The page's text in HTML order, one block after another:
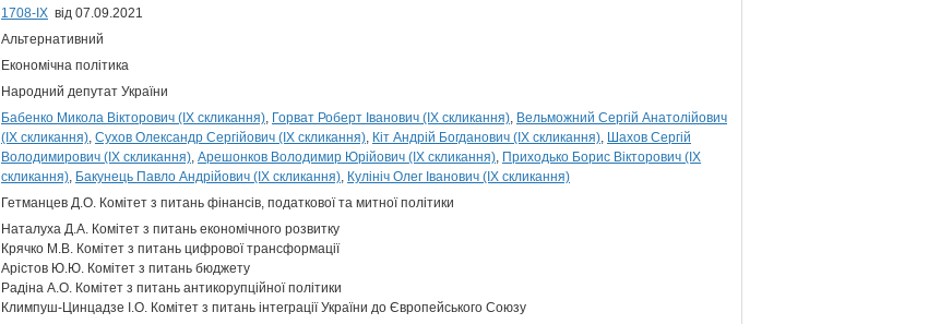
1708-ІХ від 07.09.2021
Альтернативний
Економічна політика
Народний депутат України
Бабенко Микола Вікторович (IX скликання) Горват Роберт Іванович (IX скликання) Вельможний Сергій Анатолійович
(IX скликання) Сухов Олександр Сергійович (IX скликання) Кіт Андрій Богданович (IX скликання) Шахов Сергій
Володимирович (IX скликання) Арешонков Володимир Юрійович (IX скликання) Приходько Борис Вікторович (IX
скликання) Бакунець Павло Андрійович (IX скликання) Кулініч Олег Іванович (IX скликання)
Гетманцев Д.О. Комітет з питань фінансів, податкової та митної політики
Наталуха Д.А. Комітет з питань економічного розвитку
Крячко М.В. Комітет з питань цифрової трансформації
Арістов Ю.Ю. Комітет з питань бюджету
Радіна А.О. Комітет з питань антикорупційної політики
Климпуш-Цинцадзе І.О. Комітет з питань інтеграції України до Європейського Союзу